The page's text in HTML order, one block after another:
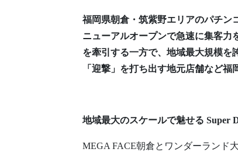
福岡県朝倉・筑紫野エリアのパチン
ニューアルオープンで急速に集客
を牽引する一方で、地域最大規模を
「迎撃」を打ち出す地元店舗など福
地域最大のスケールで魅せる Super
MEGA FACE朝倉とワンダーランド